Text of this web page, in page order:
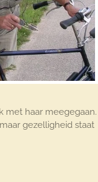
met haar meegegaan.
gezelligheid staat